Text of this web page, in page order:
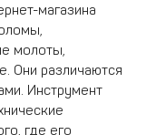
магазина
молоты,
Они различаются
Инструмент
где его